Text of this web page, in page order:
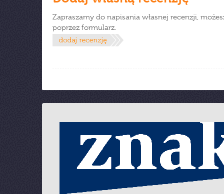
Zapraszamy do napisania własnej recenzji,
poprzez formularz.